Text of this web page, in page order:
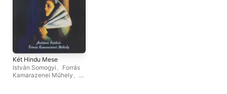
Két Hindu Mese
István Somogyi、 Forrás
Kamarazenei Műhely、